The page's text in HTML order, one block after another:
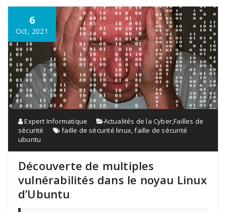
6
Oct, 2021
Expert Informatique Actualités de la Cyber,Failles de
sécurité
faille de sécurité linux,faille de sécurité
ubuntu
Découverte de multiples
vulnérabilités dans le noyau Linux
d’Ubuntu